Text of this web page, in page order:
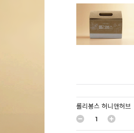
롤리봉스 허니앤허브